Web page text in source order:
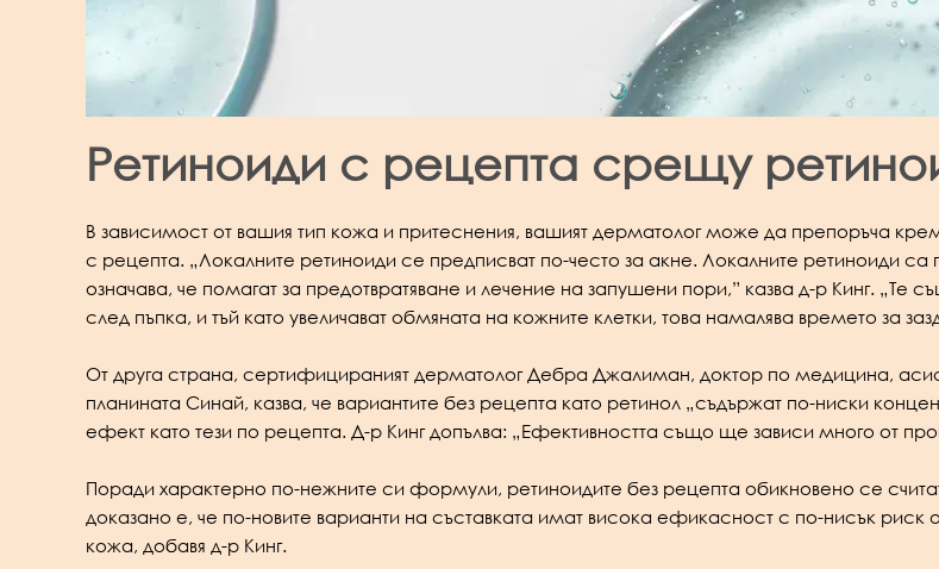
Ретиноиди с рецепта срещу
В зависимост от вашия тип кожа и притеснения, вашият дерматолог може да препоръча
с рецепта. „Локалните ретиноиди се предписват по-често за акне. Локалните ретиноиди
означава, че помагат за предотвратяване и лечение на запушени пори,” казва д-р Кинг. „Те
след пъпка, и тъй като увеличават обмяната на кожните клетки, това намалява времето за
От друга страна, сертифицираният дерматолог Дебра Джалиман, доктор по медицина,
планината Синай, казва, че вариантите без рецепта като ретинол „съдържат по-ниски
ефект като тези по рецепта. Д-р Кинг допълва: „Ефективността също ще зависи много от
Поради характерно по-нежните си формули, ретиноидите без рецепта обикновено се
доказано е, че по-новите варианти на съставката имат висока ефикасност с по-нисък риск
кожа, добавя д-р Кинг.